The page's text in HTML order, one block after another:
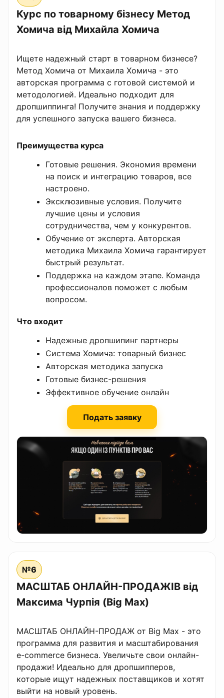
Курс по товарному бізнесу Метод
Хомича від Михайла Хомича
Ищете надежный старт в товарном бизнесе?
Метод Хомича от Михаила Хомича - это
авторская программа с готовой системой и
методологией. Идеально подходит для
дропшиппинга! Получите знания и поддержку
для успешного запуска вашего бизнеса.
Преимущества курса
Готовые решения. Экономия времени
на поиск и интеграцию товаров, все
настроено.
Эксклюзивные условия. Получите
лучшие цены и условия
сотрудничества, чем у конкурентов.
Обучение от эксперта. Авторская
методика Михаила Хомича гарантирует
быстрый результат.
Поддержка на каждом этапе. Команда
профессионалов поможет с любым
вопросом.
Что входит
Надежные дропшипинг партнеры
Система Хомича: товарный бизнес
Авторская методика запуска
Готовые бизнес-решения
Эффективное обучение онлайн
Подать заявку
№6
МАСШТАБ ОНЛАЙН-ПРОДАЖІВ від
Максима Чурпія (Big Max)
МАСШТАБ ОНЛАЙН-ПРОДАЖ от Big Max - это
программа для развития и масштабирования
e-commerce бизнеса. Увеличьте свои онлайн-
продажи! Идеально для дропшипперов,
которые ищут надежных поставщиков и хотят
выйти на новый уровень.